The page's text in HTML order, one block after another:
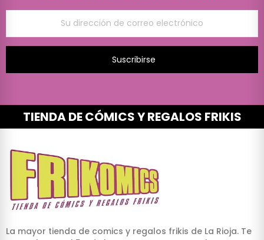
Suscribirse
TIENDA DE CÓMICS Y REGALOS FRIKIS
La mayor tienda de comics y regalos frikis de La Rioja. Te